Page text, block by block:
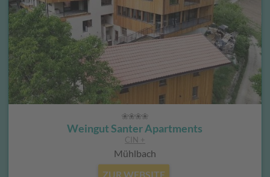
Weingut Santer Apartments
CIN +
Mühlbach
ZUR WEBSITE